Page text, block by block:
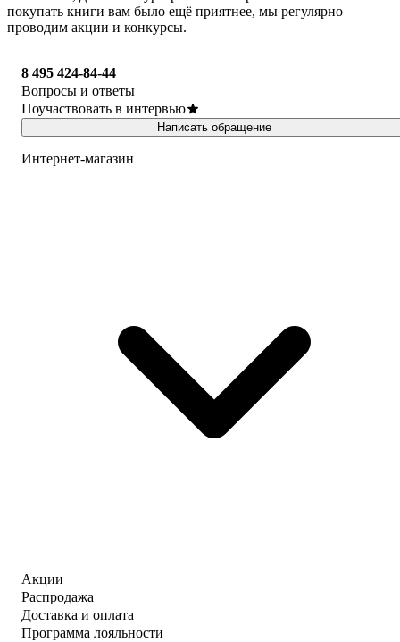
покупать книги вам было ещё приятнее, мы регулярно
проводим акции и конкурсы.
8 495 424-84-44
Вопросы и ответы
Поучаствовать в интервью
Написать обращение
Интернет-магазин
Акции
Распродажа
Доставка и оплата
Программа лояльности